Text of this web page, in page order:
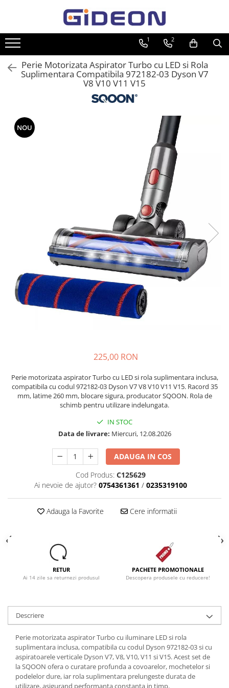
Toate Produsele
Electrocasnice
Electrocasnice mici
Aspiratoare
Cuptoare cu microunde
Accesorii Piese Espressoare
Accesorii Piese Aspiratoare
Accesorii Piese Plite Aragazuri
Accesorii Piese Cuptoare
Accesorii Piese Cuptoare
si Uscatoare
Accesorii Electrocasnice Mici
Filtre Purificatoare Aer
Accesorii Piese Aer Conditionat
Accesorii Audio Hi-Fi
Bucatarie
Ingrijire personala
Produse pentru copii
Scaune auto copii
Jucarii si Jocuri
Cuburi si caramizi
Seturi de constructie
IT&C
Imprimante
Produse curatare IT
1 2
Perie Motorizata Aspirator Turbo cu LED si Rola
Suplimentara Compatibila 972182-03 Dyson V7
V8 V10 V11 V15
NOU
225,00 RON
Perie motorizata aspirator Turbo cu LED si rola suplimentara inclusa,
compatibila cu codul 972182-03 Dyson V7 V8 V10 V11 V15. Racord 35
mm, latime 260 mm, blocare sigura, producator SQOON. Rola de
schimb pentru utilizare indelungata.
IN STOC
Data de livrare: Miercuri, 12.08.2026
ADAUGA IN COS
Cod Produs: C125629
Ai nevoie de ajutor? 0754361361 / 0235319100
Adauga la Favorite Cere informatii
RETUR
Ai 14 zile sa returnezi produsul
PACHETE PROMOTIONALE
Descopera produsele cu reducere!
Descriere
Perie motorizata aspirator Turbo cu iluminare LED si rola
suplimentara inclusa, compatibila cu codul Dyson 972182-03 si cu
aspiratoarele verticale Dyson V7, V8, V10, V11 si V15. Acest set de
la SQOON ofera o curatare profunda a covoarelor, mochetelor si
podelelor dure, iar rola suplimentara prelungeste durata de
utilizare, asigurand performanta constanta in timp.